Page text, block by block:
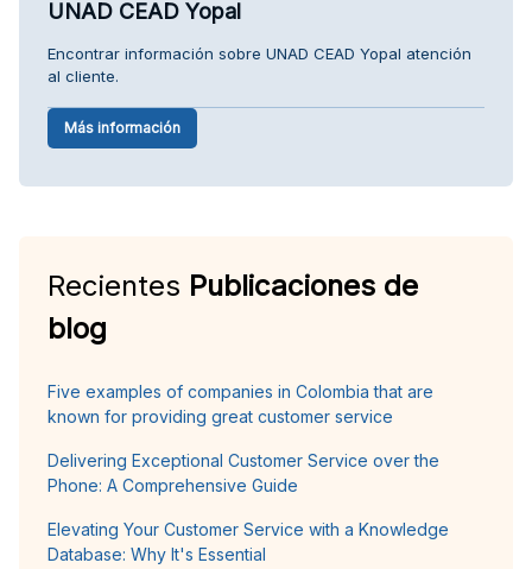
UNAD CEAD Yopal
Encontrar información sobre UNAD CEAD Yopal atención
al cliente.
Más información
Recientes Publicaciones de
blog
Five examples of companies in Colombia that are
known for providing great customer service
Delivering Exceptional Customer Service over the
Phone: A Comprehensive Guide
Elevating Your Customer Service with a Knowledge
Database: Why It's Essential